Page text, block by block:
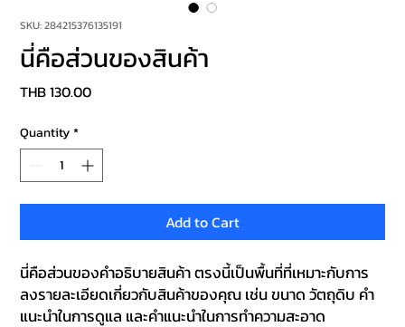
SKU: 284215376135191
นี่คือส่วนของสินค้า
THB 130.00Price
Quantity *
Add to Cart
นี่คือส่วนของคำอธิบายสินค้า ตรงนี้เป็นพื้นที่ที่เหมาะกับการ
ลงรายละเอียดเกี่ยวกับสินค้าของคุณ เช่น ขนาด วัตถุดิบ คำ
แนะนำในการดูแล และคำแนะนำในการทำความสะอาด